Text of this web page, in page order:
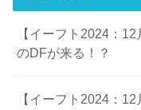
【イーフト2024：
のDFが来る！？
【イーフト2024：